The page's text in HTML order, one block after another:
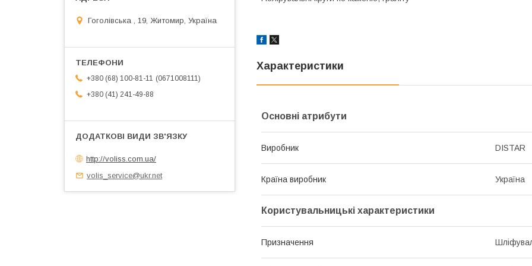
Характеристики
Основні атрибути
Виробник DISTAR
Країна виробник Україна
Користувальницькі характеристики
Призначення
Гоголівська , 19, Житомир, Україна
+380 (68) 100-81-11
0671008111
+380 (41) 241-49-88
http://voliss.com.ua/
volis_service@ukr.net